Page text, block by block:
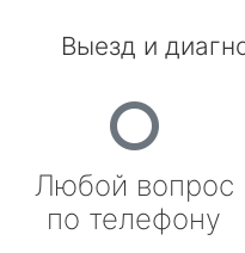
Выезд и
Любой вопрос
по телефону